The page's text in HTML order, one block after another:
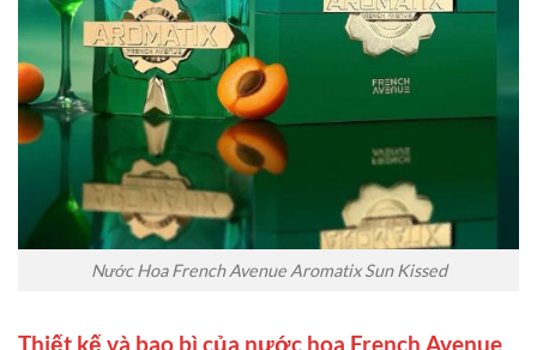
Nước Hoa French Avenue Aromatix Sun Kissed
Thiết kế và bao bì của nước hoa French Avenue